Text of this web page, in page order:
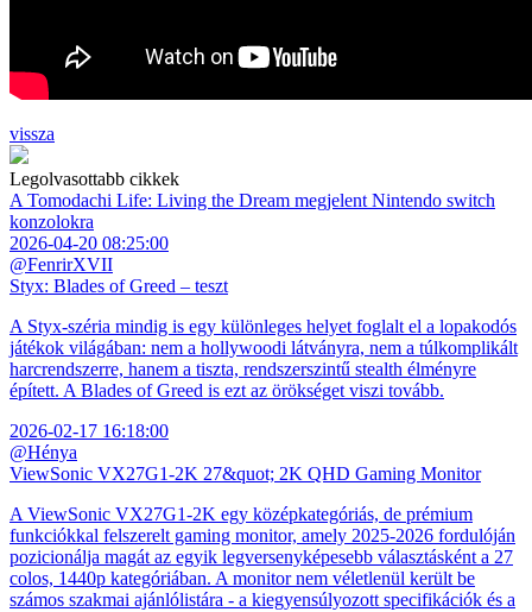
vissza
Legolvasottabb cikkek
A Tomodachi Life: Living the Dream megjelent Nintendo switch
konzolokra
2026-04-20 08:25:00
@FenrirXVII
Styx: Blades of Greed – teszt
A Styx-széria mindig is egy különleges helyet foglalt el a lopakodós
játékok világában: nem a hollywoodi látványra, nem a túlkomplikált
harcrendszerre, hanem a tiszta, rendszerszintű stealth élményre
épített. A Blades of Greed is ezt az örökséget viszi tovább.
2026-02-17 16:18:00
@Hénya
ViewSonic VX27G1-2K 27&quot; 2K QHD Gaming Monitor
A ViewSonic VX27G1-2K egy középkategóriás, de prémium
funkciókkal felszerelt gaming monitor, amely 2025-2026 fordulóján
pozicionálja magát az egyik legversenyképesebb választásként a 27
colos, 1440p kategóriában. A monitor nem véletlenül került be
számos szakmai ajánlólistára - a kiegyensúlyozott specifikációk és a